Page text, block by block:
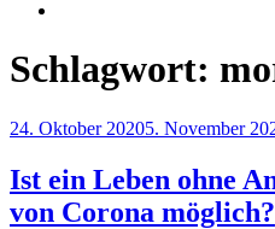
Schlagwort:
Veröffentlicht
24. Oktober 20205. November
Ist ein Leben ohne
von Corona möglich?